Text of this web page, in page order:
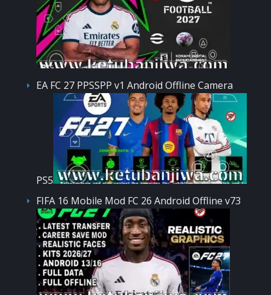
EA FC 27 PPSSPP v1 Android Offline Camera
PS5
FIFA 16 Mobile Mod FC 26 Android Offline v73